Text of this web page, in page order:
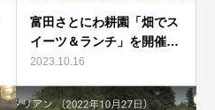
富田さとにわ耕園「畑でス
イーツ＆ランチ」を開催…
2023.10.16